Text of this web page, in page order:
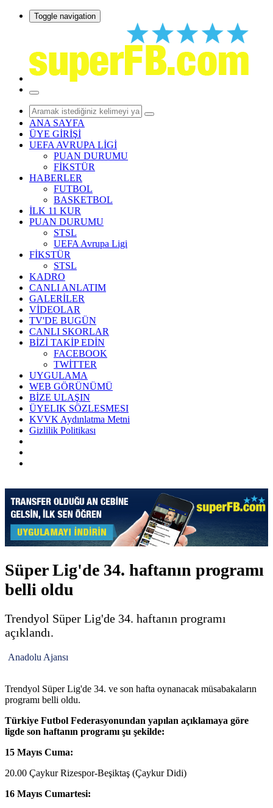
Toggle navigation
ANA SAYFA
ÜYE GİRİŞİ
UEFA AVRUPA LİGİ
PUAN DURUMU
FİKSTÜR
HABERLER
FUTBOL
BASKETBOL
İLK 11 KUR
PUAN DURUMU
STSL
UEFA Avrupa Ligi
FİKSTÜR
STSL
KADRO
CANLI ANLATIM
GALERİLER
VİDEOLAR
TV'DE BUGÜN
CANLI SKORLAR
BİZİ TAKİP EDİN
FACEBOOK
TWİTTER
UYGULAMA
WEB GÖRÜNÜMÜ
BİZE ULAŞIN
ÜYELIK SÖZLESMESI
KVVK Aydınlatma Metni
Gizlilik Politikası
Süper Lig'de 34. haftanın programı
belli oldu
Trendyol Süper Lig'de 34. haftanın programı
açıklandı.
Anadolu Ajansı
Trendyol Süper Lig'de 34. ve son hafta oynanacak müsabakaların
programı belli oldu.
Türkiye Futbol Federasyonundan yapılan açıklamaya göre
ligde son haftanın programı şu şekilde:
15 Mayıs Cuma:
20.00 Çaykur Rizespor-Beşiktaş (Çaykur Didi)
16 Mayıs Cumartesi: